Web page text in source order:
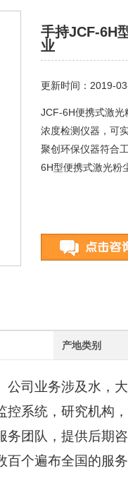
手持JCF-6H
业
更新时间：2019-
JCF-6H便携式激光
浓度检测仪器，可
聚创环保仪器符合
6H型便携式激光粉
产地类别
公司业务涉及水，
系统，研究机构
团队，提供后期
个遍布全国的服务